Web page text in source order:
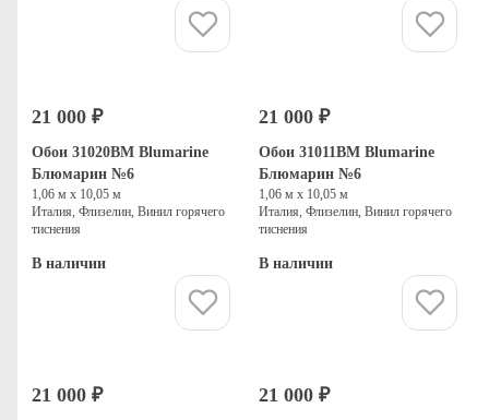
21 000 ₽
Обои 31020BM Blumarine
Блюмарин №6
1,06 м х 10,05 м
Италия, Флизелин, Винил горячего
тиснения
В наличии
21 000 ₽
Обои 31011BM Blumarine
Блюмарин №6
1,06 м х 10,05 м
Италия, Флизелин, Винил горячего
тиснения
В наличии
21 000 ₽ 21 000 ₽